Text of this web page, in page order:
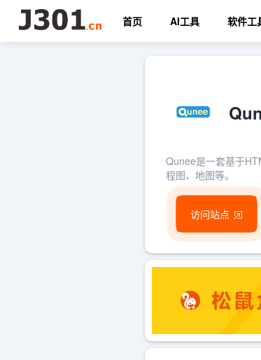
首页 AI工具 软件工
Qunee是一套基于
程图、地图等。
访问站点